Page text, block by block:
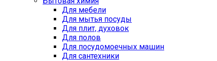
Для мебели
Для мытья посуды
Для плит, духовок
Для полов
Для посудомоечных машин
Для сантехники